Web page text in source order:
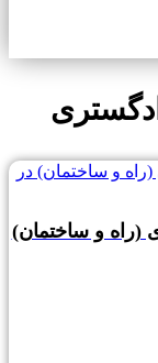
و ساختمان)